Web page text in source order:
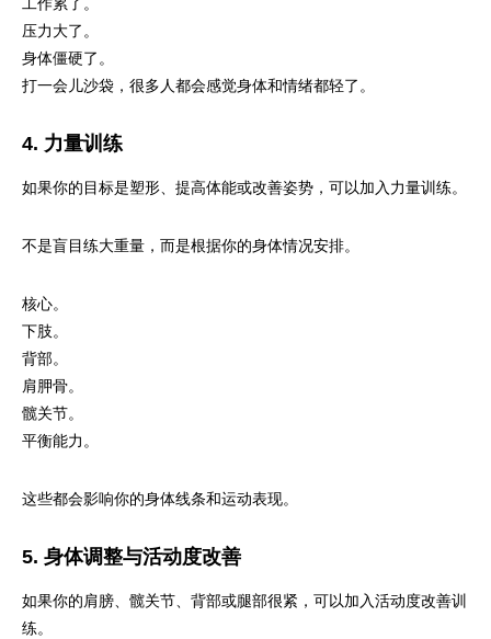
压力大了。
身体僵硬了。
打一会儿沙袋，很多人都会感觉身体和情绪都轻了。
4. 力量训练
如果你的目标是塑形、提高体能或改善姿势，可以加入力量训练。
不是盲目练大重量，而是根据你的身体情况安排。
核心。
下肢。
背部。
肩胛骨。
髋关节。
平衡能力。
这些都会影响你的身体线条和运动表现。
5. 身体调整与活动度改善
如果你的肩膀、髋关节、背部或腿部很紧，可以加入活动度改善训
练。